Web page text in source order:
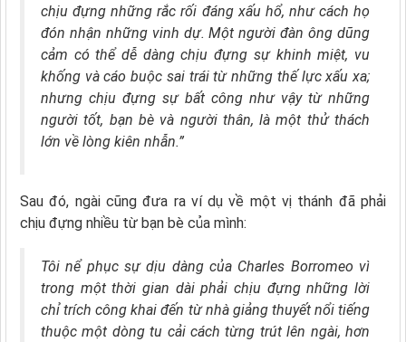
chịu đựng những rắc rối đáng xấu hổ, như cách họ
đón nhận những vinh dự. Một người đàn ông dũng
cảm có thể dễ dàng chịu đựng sự khinh miệt, vu
khống và cáo buộc sai trái từ những thế lực xấu xa;
nhưng chịu đựng sự bất công như vậy từ những
người tốt, bạn bè và người thân, là một thử thách
lớn về lòng kiên nhẫn.”
Sau đó, ngài cũng đưa ra ví dụ về một vị thánh đã phải
chịu đựng nhiều từ bạn bè của mình:
Tôi nể phục sự dịu dàng của Charles Borromeo vì
trong một thời gian dài phải chịu đựng những lời
chỉ trích công khai đến từ nhà giảng thuyết nổi tiếng
thuộc một dòng tu cải cách từng trút lên ngài, hơn